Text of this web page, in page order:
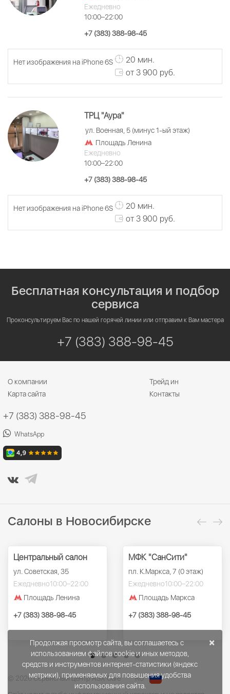
Ежедневно
10:00–22:00
+7 (383) 388-98-45
Нет изображения на iPhone 6S
20 мин.
от 3 900 руб.
ТРЦ "Аура"
ул. Военная, 5 (минус 1-ый этаж)
Площадь Ленина
Ежедневно
10:00–22:00
+7 (383) 388-98-45
Нет изображения на iPhone 6S
20 мин.
от 3 900 руб.
Бесплатная консультация и подбор
сервиса
Проконсультируем Вас по нашей горячей линии или отправим к Вам мастера
+7 (383) 388-98-45
О компании
Трейд ин
Карта сайта
Контакты
+7 (383) 388-98-45
WhatsApp
Салоны в Новосибирске
Центральный салон
ул. Советская, 35
Ежедневно10:00–22:00
Площадь Ленина
+7 (383) 388-98-45
МФК "СанСити"
пл. К.Маркса, 7 (0 этаж)
Ежедневно10:00–22:00
Площадь Маркса
+7 (383) 388-98-45
© 2026 Сервисный центр ASX Care
RU
×
Продолжая просмотр сайта, вы соглашаетесь с
использованием файлов cookie и иных методов,
средств и инструментов интернет-статистики (яндекс
метрики), применяемых для повышения удобства
использования сайта.